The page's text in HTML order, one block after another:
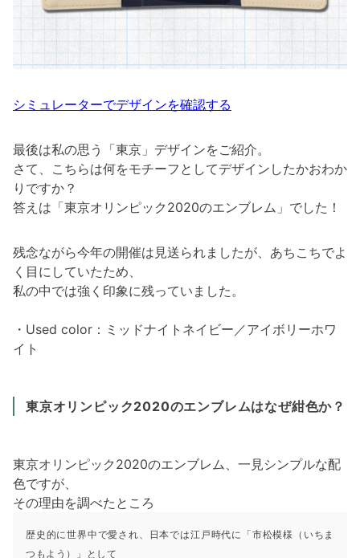
シミュレーターでデザインを確認する
最後は私の思う「東京」デザインをご紹介。
さて、こちらは何をモチーフとしてデザインしたかおわか
りですか？
答えは「東京オリンピック2020のエンブレム」でした！
残念ながら今年の開催は見送られましたが、あちこちでよ
く目にしていたため、
私の中では強く印象に残っていました。
・Used color：ミッドナイトネイビー／アイボリーホワ
イト
東京オリンピック2020のエンブレムはなぜ紺色か？
東京オリンピック2020のエンブレム、一見シンプルな配
色ですが、
その理由を調べたところ
歴史的に世界中で愛され、日本では江戸時代に「市松模様（いちま
つもよう）」として